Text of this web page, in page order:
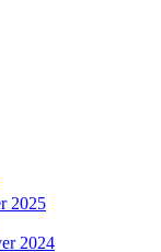
2025
2024